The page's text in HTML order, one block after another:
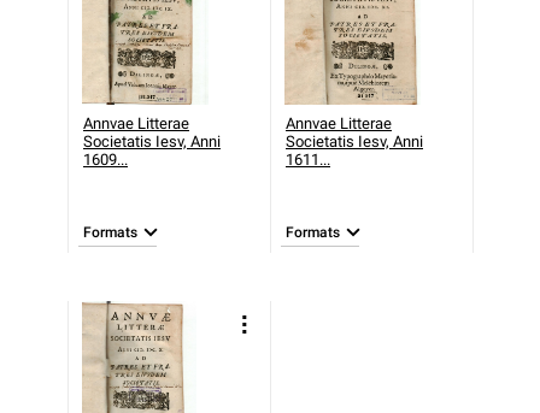
Annvae Litterae
Societatis Iesv, Anni
1609...
Formats
Annvae Litterae
Societatis Iesv, Anni
1611...
Formats